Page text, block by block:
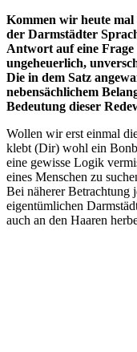
Kommen wir heute mal
der Darmstädter
Antwort auf eine
ungeheuerlich,
Die in dem Satz
nebensächlichem
Bedeutung dieser
Wollen wir erst einmal
klebt (Dir) wohl ein
eine gewisse Logik
eines Menschen zu
Bei näherer Betrachtung
eigentümlichen
auch an den Haaren